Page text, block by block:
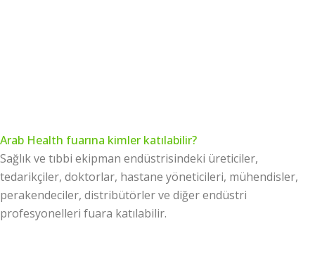
Arab Health fuarına kimler katılabilir?
Sağlık ve tıbbi ekipman endüstrisindeki üreticiler,
tedarikçiler, doktorlar, hastane yöneticileri, mühendisler,
perakendeciler, distribütörler ve diğer endüstri
profesyonelleri fuara katılabilir.